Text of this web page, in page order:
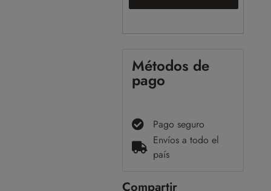
Métodos de
pago
Pago seguro
Envíos a todo el
país
Compartir